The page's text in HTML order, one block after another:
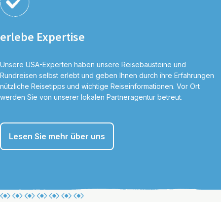
erlebe Expertise
Unsere USA-Experten haben unsere Reisebausteine und
Rundreisen selbst erlebt und geben Ihnen durch ihre Erfahrungen
nützliche Reisetipps und wichtige Reiseinformationen. Vor Ort
werden Sie von unserer lokalen Partneragentur betreut.
Lesen Sie mehr über uns